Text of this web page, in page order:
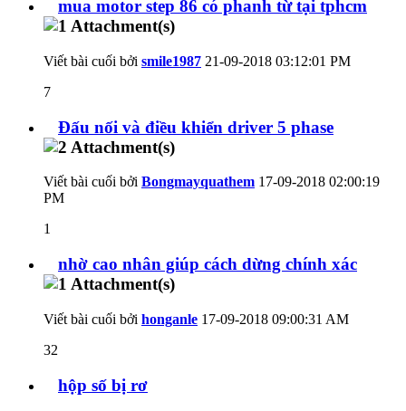
mua motor step 86 có phanh từ tại tphcm
Viết bài cuối bởi smile1987 21-09-2018 03:12:01 PM
7
Đấu nối và điều khiển driver 5 phase
Viết bài cuối bởi Bongmayquathem 17-09-2018 02:00:19
PM
1
nhờ cao nhân giúp cách dừng chính xác
Viết bài cuối bởi honganle 17-09-2018 09:00:31 AM
32
hộp số bị rơ